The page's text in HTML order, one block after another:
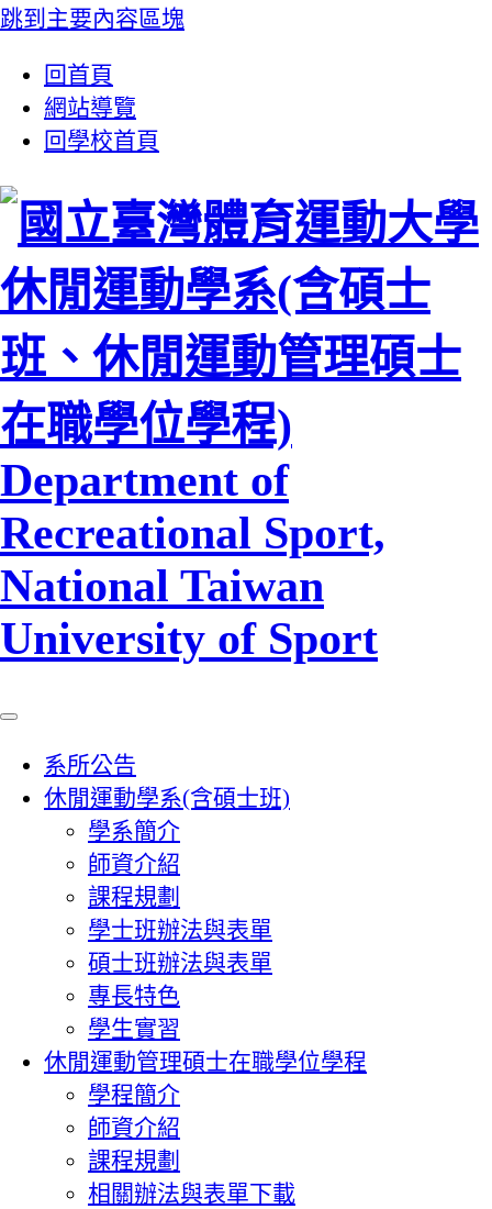
跳到主要內容區塊
回首頁
網站導覽
回學校首頁
休閒運動學系(含碩士
班、休閒運動管理碩士
在職學位學程)
Department of
Recreational Sport,
National Taiwan
University of Sport
系所公告
休閒運動學系(含碩士班)
學系簡介
師資介紹
課程規劃
學士班辦法與表單
碩士班辦法與表單
專長特色
學生實習
休閒運動管理碩士在職學位學程
學程簡介
師資介紹
課程規劃
相關辦法與表單下載